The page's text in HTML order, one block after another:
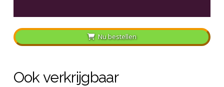
Nu bestellen
Ook verkrijgbaar